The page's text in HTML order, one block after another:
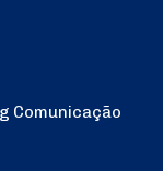
Comunicação